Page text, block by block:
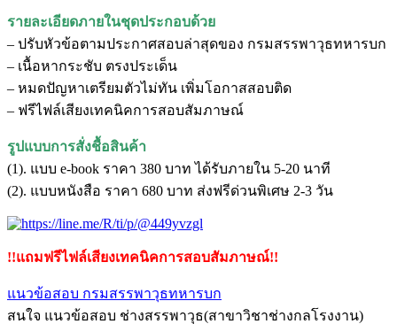
รายละเอียดภายในชุดประกอบด้วย
– ปรับหัวข้อตามประกาศสอบล่าสุดของ กรมสรรพาวุธทหารบก
– เนื้อหากระชับ ตรงประเด็น
– หมดปัญหาเตรียมตัวไม่ทัน เพิ่มโอกาสสอบติด
– ฟรีไฟล์เสียงเทคนิคการสอบสัมภาษณ์
รูปแบบการสั่งชื้อสินค้า
(1). แบบ e-book ราคา 380 บาท ได้รับภายใน 5-20 นาที
(2). แบบหนังสือ ราคา 680 บาท ส่งฟรีด่วนพิเศษ 2-3 วัน
!!แถมฟรีไฟล์เสียงเทคนิคการสอบสัมภาษณ์!!
แนวข้อสอบ กรมสรรพาวุธทหารบก
สนใจ แนวข้อสอบ ช่างสรรพาวุธ(สาขาวิชาช่างกลโรงงาน)